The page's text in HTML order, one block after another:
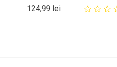
124,99 leiPret